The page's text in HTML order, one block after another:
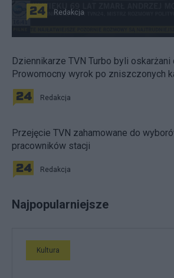
Redakcja
Dziennikarze TVN Turbo byli oskarżani
Prowomocny wyrok po zniszczonych
Redakcja
Przejęcie TVN zahamowane do
pracowników stacji
Redakcja
Najpopularniejsze
Kultura